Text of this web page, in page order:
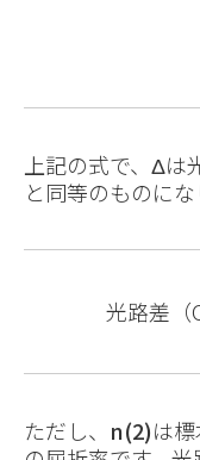
上記の式で、Δは
と同等のものにな
光路差（
ただし、 n(2)は標